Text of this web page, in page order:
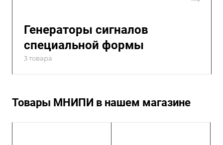
Генераторы сигналов
специальной формы
3 товара
Товары МНИПИ в нашем магазине